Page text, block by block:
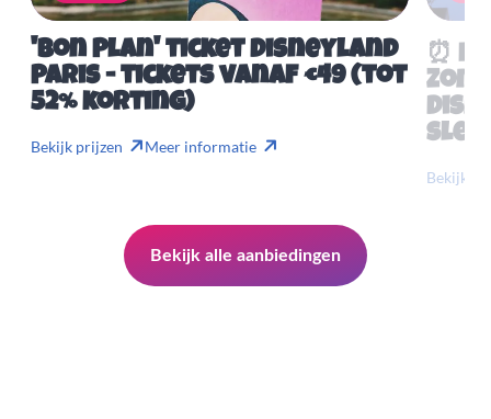
'Bon Plan' ticket Disneyland
Paris - tickets vanaf €49 (tot
52% korting)
Bekijk prijzen Meer informatie
⏰
Bekijk
Bekijk alle aanbiedingen